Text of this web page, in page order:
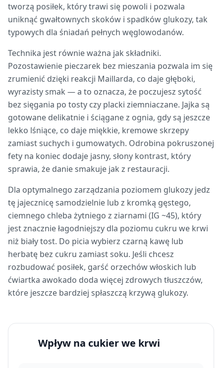
tworzą posiłek, który trawi się powoli i pozwala
uniknąć gwałtownych skoków i spadków glukozy, tak
typowych dla śniadań pełnych węglowodanów.
Technika jest równie ważna jak składniki.
Pozostawienie pieczarek bez mieszania pozwala im się
zrumienić dzięki reakcji Maillarda, co daje głęboki,
wyrazisty smak — a to oznacza, że poczujesz sytość
bez sięgania po tosty czy placki ziemniaczane. Jajka są
gotowane delikatnie i ściągane z ognia, gdy są jeszcze
lekko lśniące, co daje miękkie, kremowe skrzepy
zamiast suchych i gumowatych. Odrobina pokruszonej
fety na koniec dodaje jasny, słony kontrast, który
sprawia, że danie smakuje jak z restauracji.
Dla optymalnego zarządzania poziomem glukozy jedz
tę jajecznicę samodzielnie lub z kromką gęstego,
ciemnego chleba żytniego z ziarnami (IG ~45), który
jest znacznie łagodniejszy dla poziomu cukru we krwi
niż biały tost. Do picia wybierz czarną kawę lub
herbatę bez cukru zamiast soku. Jeśli chcesz
rozbudować posiłek, garść orzechów włoskich lub
ćwiartka awokado doda więcej zdrowych tłuszczów,
które jeszcze bardziej spłaszczą krzywą glukozy.
Wpływ na cukier we krwi